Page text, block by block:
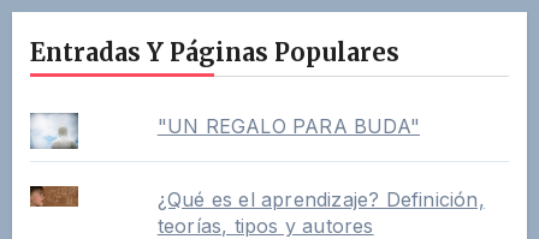
Entradas Y Páginas Populares
"UN REGALO PARA BUDA"
¿Qué es el aprendizaje? Definición,
teorías, tipos y autores